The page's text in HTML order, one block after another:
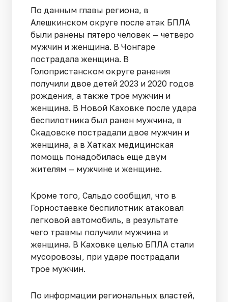
По данным главы региона, в
Алешкинском округе после атак БПЛА
были ранены пятеро человек — четверо
мужчин и женщина. В Чонгаре
пострадала женщина. В
Голопристанском округе ранения
получили двое детей 2023 и 2020 годов
рождения, а также трое мужчин и
женщина. В Новой Каховке после удара
беспилотника был ранен мужчина, в
Скадовске пострадали двое мужчин и
женщина, а в Хатках медицинская
помощь понадобилась еще двум
жителям — мужчине и женщине.
Кроме того, Сальдо сообщил, что в
Горностаевке беспилотник атаковал
легковой автомобиль, в результате
чего травмы получили мужчина и
женщина. В Каховке целью БПЛА стали
мусоровозы, при ударе пострадали
трое мужчин.
По информации региональных властей,